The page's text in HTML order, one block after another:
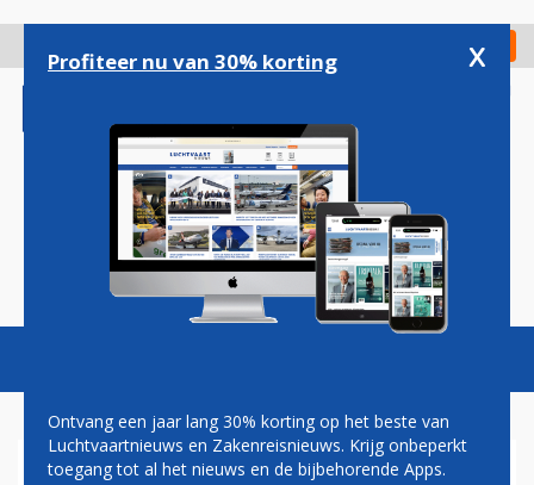
gaan
Check in
Magazine Podcasts Vacatures
Profiteer nu van 30% korting x
Ontvang een jaar lang 30% korting op het beste van
Luchtvaartnieuws en Zakenreisnieuws. Krijg onbeperkt
toegang tot al het nieuws en de bijbehorende Apps.